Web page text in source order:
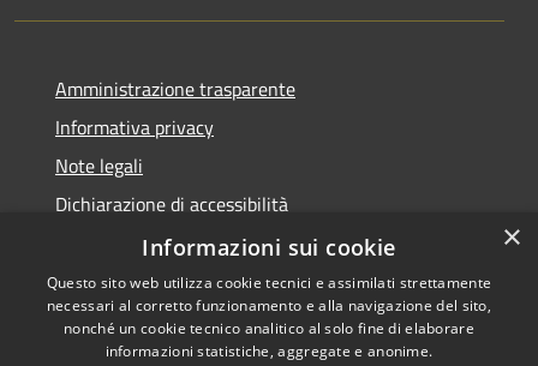
Amministrazione trasparente
Informativa privacy
Note legali
Dichiarazione di accessibilità
Piano di miglioramento dei servizi
×
Informazioni sui cookie
Questo sito web utilizza cookie tecnici e assimilati strettamente
necessari al corretto funzionamento e alla navigazione del sito,
nonché un cookie tecnico analitico al solo fine di elaborare
informazioni statistiche, aggregate e anonime.